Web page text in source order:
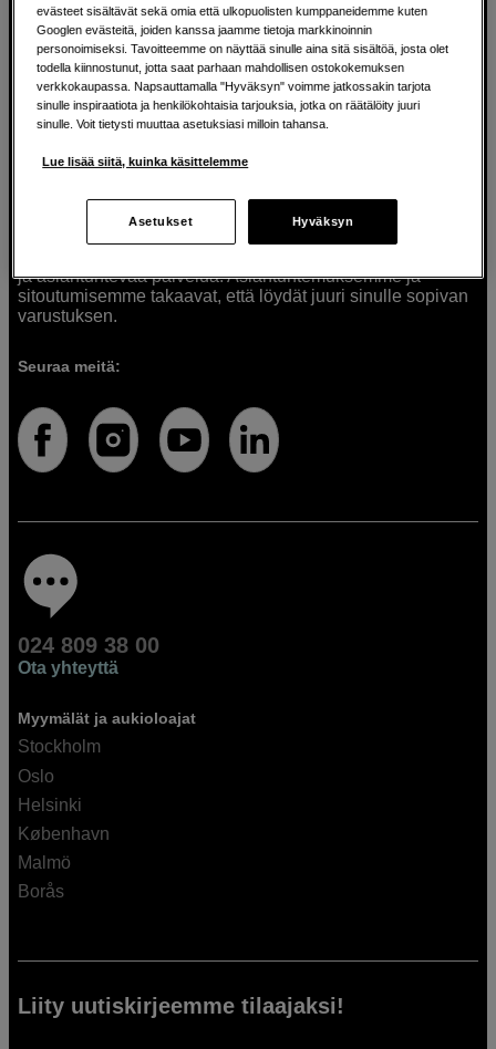
Ratkaisuja luoville ihmisille jo vuodesta
1982
Olemme Scandinavian Photolla jo yli 40 vuoden ajan
auttaneet luovia ihmisiä toteuttamaan visioitaan.
Tarjoamme inspiraatiota, asiantuntemusta ja tuotteita
muun muassa valokuvauksen, äänen, videokuvauksen ja
musiikin ja taiteen harrastajia. Oikeilla työkaluilla ideat
muuttuvat todellisuudeksi. Autamme sinua valitsemaan
ja asiantuntevaa palvelua. Asiantuntemuksemme ja
sitoutumisemme takaavat, että löydät juuri sinulle sopivan
varustuksen.
Seuraa meitä:
024 809 38 00
Ota yhteyttä
Myymälät ja aukioloajat
Stockholm
Oslo
Helsinki
København
Malmö
Borås
Liity uutiskirjeemme tilaajaksi!
evästeet sisältävät sekä omia että ulkopuolisten kumppaneidemme kuten
Googlen evästeitä, joiden kanssa jaamme tietoja markkinoinnin
personoimiseksi. Tavoitteemme on näyttää sinulle aina sitä sisältöä, josta olet
todella kiinnostunut, jotta saat parhaan mahdollisen ostokokemuksen
verkkokaupassa. Napsauttamalla "Hyväksyn" voimme jatkossakin tarjota
sinulle inspiraatiota ja henkilökohtaisia tarjouksia, jotka on räätälöity juuri
sinulle. Voit tietysti muuttaa asetuksiasi milloin tahansa.
Lue lisää siitä, kuinka käsittelemme
Asetukset Hyväksyn